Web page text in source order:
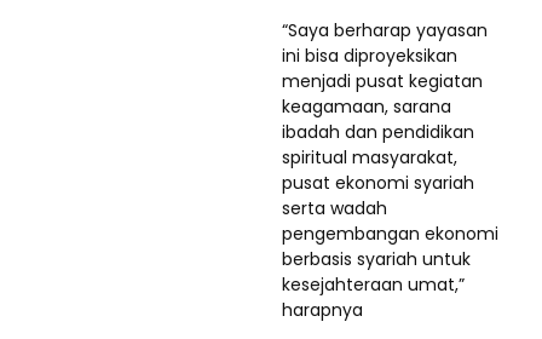
“Saya berharap yayasan
ini bisa diproyeksikan
menjadi pusat kegiatan
keagamaan, sarana
ibadah dan pendidikan
spiritual masyarakat,
pusat ekonomi syariah
serta wadah
pengembangan ekonomi
berbasis syariah untuk
kesejahteraan umat,”
harapnya